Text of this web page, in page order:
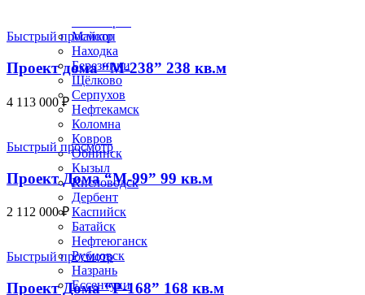
Майкоп
Находка
Березники
Щёлково
Серпухов
Нефтекамск
Коломна
Ковров
Обнинск
Кызыл
Кисловодск
Дербент
Каспийск
Батайск
Нефтеюганск
Рубцовск
Назрань
Ессентуки
Быстрый просмотр
Проект дома “М-238” 238 кв.м
4 113 000₽
Быстрый просмотр
Проект Дома “М-99” 99 кв.м
2 112 000₽
Быстрый просмотр
Проект Дома “Р-168” 168 кв.м